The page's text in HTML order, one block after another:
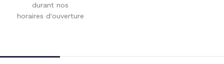
durant nos
horaires d'ouverture